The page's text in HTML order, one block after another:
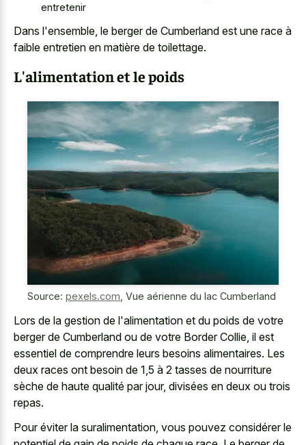
entretenir
Dans l'ensemble, le berger de Cumberland est une race à
faible entretien en matière de toilettage.
L'alimentation et le poids
Source: pexels.com Vue aérienne du lac Cumberland
Lors de la gestion de l'alimentation et du poids de votre
berger de Cumberland ou de votre Border Collie, il est
essentiel de comprendre leurs besoins alimentaires. Les
deux races ont besoin de 1,5 à 2 tasses de nourriture
sèche de haute qualité par jour, divisées en deux ou trois
repas.
Pour éviter la suralimentation, vous pouvez considérer le